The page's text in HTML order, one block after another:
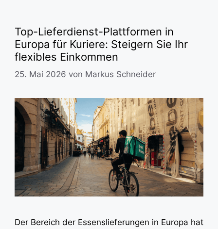
Top-Lieferdienst-Plattformen in
Europa für Kuriere: Steigern Sie Ihr
flexibles Einkommen
25. Mai 2026 von Markus Schneider
Der Bereich der Essenslieferungen in Europa hat